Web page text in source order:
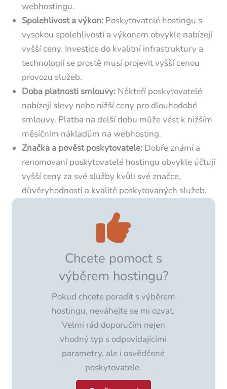
webhostingu.
Spolehlivost a výkon: Poskytovatelé hostingu s
vysokou spolehlivostí a výkonem obvykle nabízejí
vyšší ceny. Investice do kvalitní infrastruktury a
technologií se prostě musí projevit vyšší cenou
provozu služeb.
Doba platnosti smlouvy: Někteří poskytovatelé
nabízejí slevy nebo nižší ceny pro dlouhodobé
smlouvy. Platba na delší dobu může vést k nižším
měsíčním nákladům na webhosting.
Značka a pověst poskytovatele: Dobře známí a
renomovaní poskytovatelé hostingu obvykle účtují
vyšší ceny za své služby kvůli své značce,
důvěryhodnosti a kvalitě poskytovaných služeb.
Chcete pomoct s
výběrem hostingu?
Pokud chcete poradit s výběrem
hostingu, neváhejte se mi ozvat.
Velmi rád doporučím nejen
vhodný typ s odpovídajícími
parametry, ale i osvědčené
poskytovatele.